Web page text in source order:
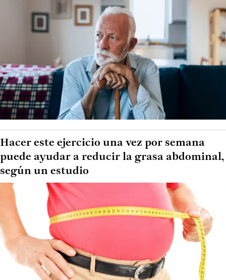
Hacer este ejercicio una vez por semana
puede ayudar a reducir la grasa abdominal,
según un estudio